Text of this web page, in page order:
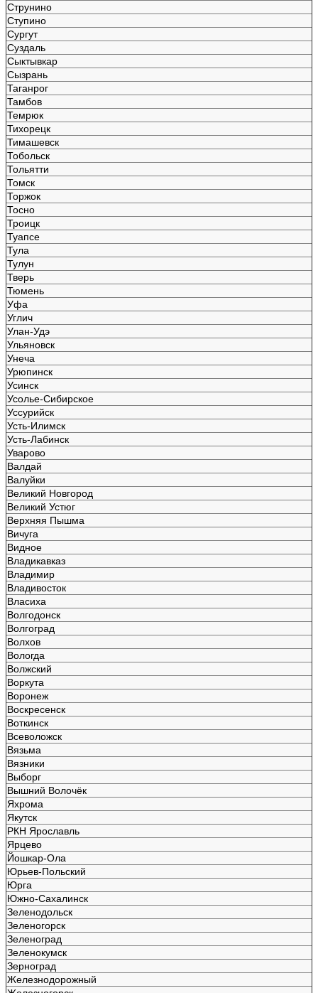
Струнино
Ступино
Сургут
Суздаль
Сыктывкар
Сызрань
Таганрог
Тамбов
Темрюк
Тихорецк
Тимашевск
Тобольск
Тольятти
Томск
Торжок
Тосно
Троицк
Туапсе
Тула
Тулун
Тверь
Тюмень
Уфа
Углич
Улан-Удэ
Ульяновск
Унеча
Урюпинск
Усинск
Усолье-Сибирское
Уссурийск
Усть-Илимск
Усть-Лабинск
Уварово
Валдай
Валуйки
Великий Новгород
Великий Устюг
Верхняя Пышма
Вичуга
Видное
Владикавказ
Владимир
Владивосток
Власиха
Волгодонск
Волгоград
Волхов
Вологда
Волжский
Воркута
Воронеж
Воскресенск
Воткинск
Всеволожск
Вязьма
Вязники
Выборг
Вышний Волочёк
Яхрома
Якутск
РКН Ярославль
Ярцево
Йошкар-Ола
Юрьев-Польский
Юрга
Южно-Сахалинск
Зеленодольск
Зеленогорск
Зеленоград
Зеленокумск
Зерноград
Железнодорожный